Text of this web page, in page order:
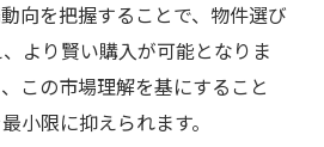
向を把握することで、物件選び
より賢い購入が可能となりま
この市場理解を基にすること
小限に抑えられます。